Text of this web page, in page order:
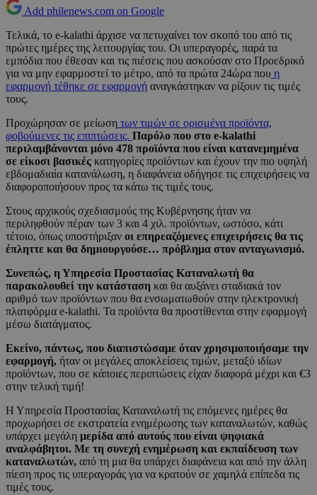
Add philenews.com on Google
Τελικά, το e-kalathi άρχισε να πετυχαίνει τον σκοπό του από τις
πρώτες ημέρες της λειτουργίας του. Οι υπεραγορές, παρά τα
εμπόδια που έθεσαν και τις πιέσεις που ασκούσαν στο Προεδρικό
για να μην εφαρμοστεί το μέτρο, από τα πρώτα 24ώρα που η
εφαρμογή τέθηκε σε εφαρμογή αναγκάστηκαν να ρίξουν τις τιμές
τους.
Προχώρησαν σε μείωση των τιμών σε ορισμένα προϊόντα,
φοβούμενες τις επιπτώσεις. Παρόλο που στο e-kalathi
περιλαμβάνονται μόνο 478 προϊόντα που είναι κατανεμημένα
σε είκοσι βασικές κατηγορίες προϊόντων και έχουν την πιο υψηλή
εβδομαδιαία κατανάλωση, η διαφάνεια οδήγησε τις επιχειρήσεις να
διαφοροποιήσουν προς τα κάτω τις τιμές τους.
Στους αρχικούς σχεδιασμούς της Κυβέρνησης ήταν να
περιληφθούν πέραν των 3 και 4 χιλ. προϊόντων, ωστόσο, κάτι
τέτοιο, όπως υποστήριξαν οι επηρεαζόμενες επιχειρήσεις θα τις
έπληττε και θα δημιουργούσε… πρόβλημα στον ανταγωνισμό.
Συνεπώς, η Υπηρεσία Προστασίας Καταναλωτή θα
παρακολουθεί την κατάσταση και θα αυξάνει σταδιακά τον
αριθμό των προϊόντων που θα ενσωματωθούν στην ηλεκτρονική
πλατφόρμα e-kalathi. Τα προϊόντα θα προστίθενται στην εφαρμογή
μέσω διατάγματος.
Εκείνο, πάντως, που διαπιστώσαμε όταν χρησιμοποιήσαμε την
εφαρμογή, ήταν οι μεγάλες αποκλείσεις τιμών, μεταξύ ιδίων
προϊόντων, που σε κάποιες περιπτώσεις είχαν διαφορά μέχρι και €3
στην τελική τιμή!
Η Υπηρεσία Προστασίας Καταναλωτή τις επόμενες ημέρες θα
προχωρήσει σε εκστρατεία ενημέρωσης των καταναλωτών, καθώς
υπάρχει μεγάλη μερίδα από αυτούς που είναι ψηφιακά
αναλφάβητοι. Με τη συνεχή ενημέρωση και εκπαίδευση των
καταναλωτών, από τη μια θα υπάρχει διαφάνεια και από την άλλη
πίεση προς τις υπεραγοράς για να κρατούν σε χαμηλά επίπεδα τις
τιμές τους.